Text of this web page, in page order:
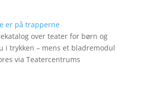
er på trapperne
over teater for børn og
i trykken – mens et bladremodul
via Teatercentrums